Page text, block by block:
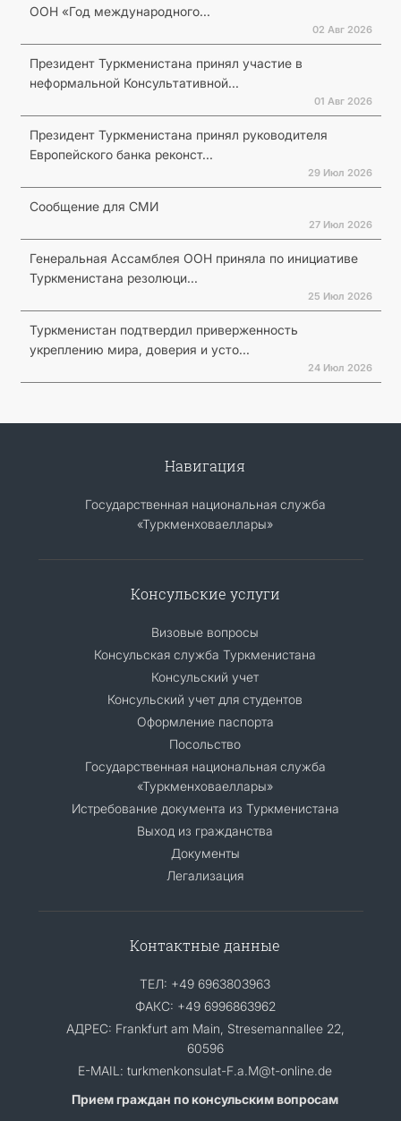
ООН «Год международного...
02 Авг 2026
Президент Туркменистана принял участие в
неформальной Консультативной...
01 Авг 2026
Президент Туркменистана принял руководителя
Европейского банка реконст...
29 Июл 2026
Сообщение для СМИ
27 Июл 2026
Генеральная Ассамблея ООН приняла по инициативе
Туркменистана резолюци...
25 Июл 2026
Туркменистан подтвердил приверженность
укреплению мира, доверия и усто...
24 Июл 2026
Навигация
Государственная национальная служба
«Туркменховаеллары»
Консульские услуги
Визовые вопросы
Консульская служба Туркменистана
Консульский учет
Консульский учет для студентов
Оформление паспорта
Посольство
Государственная национальная служба
«Туркменховаеллары»
Истребование документа из Туркменистана
Выход из гражданства
Документы
Легализация
Контактные данные
ТЕЛ: +49 6963803963
ФАКС: +49 6996863962
АДРЕС: Frankfurt am Main, Stresemannallee 22,
60596
E-MAIL: turkmenkonsulat-F.a.M@t-online.de
Прием граждан по консульским вопросам